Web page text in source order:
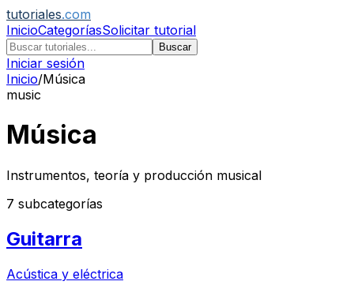
tutoriales.com
InicioCategoríasSolicitar tutorial
Buscar
Iniciar sesión
Inicio/Música
music
Música
Instrumentos, teoría y producción musical
7 subcategorías
Guitarra
Acústica y eléctrica